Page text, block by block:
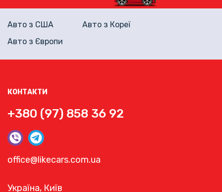
КОНТАКТИ
+380 (97) 858 36 92
office@likecars.com.ua
Україна, Київ
Авто з США
Авто з Кореї
Авто з Європи